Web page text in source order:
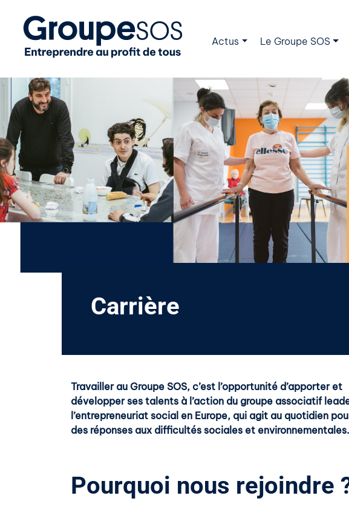
Actus Le Groupe SOS
Carrière
Travailler au Groupe SOS, c’est l’opportunité d’apporter et
développer ses talents à l’action du groupe associatif
l’entrepreneuriat social en Europe, qui agit au quotidien
des réponses aux difficultés sociales et environnementales.
Pourquoi nous rejoindre